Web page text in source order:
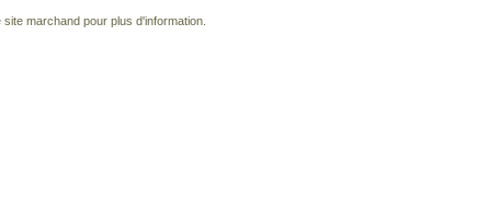
marchand pour plus d'information.